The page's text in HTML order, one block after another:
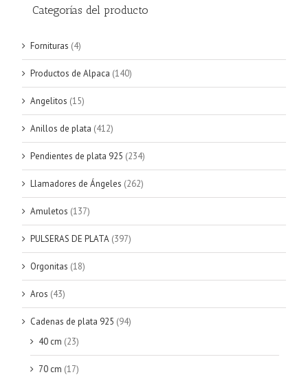
Categorías del producto
Fornituras (4)
Productos de Alpaca (140)
Angelitos (15)
Anillos de plata (412)
Pendientes de plata 925 (234)
Llamadores de Ángeles (262)
Amuletos (137)
PULSERAS DE PLATA (397)
Orgonitas (18)
Aros (43)
Cadenas de plata 925 (94)
40 cm (23)
70 cm (17)